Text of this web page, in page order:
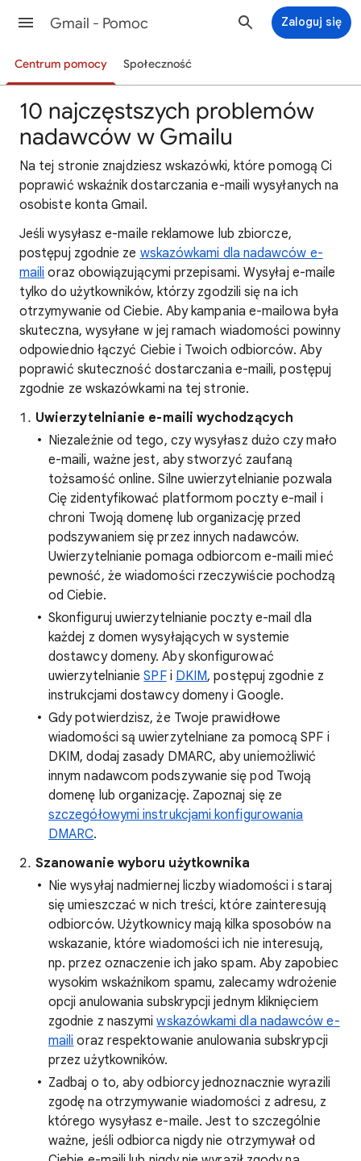
Gmail - Pomoc Zaloguj się
Centrum pomocy Społeczność
10 najczęstszych problemów
nadawców w Gmailu
Na tej stronie znajdziesz wskazówki, które pomogą Ci
poprawić wskaźnik dostarczania e-maili wysyłanych na
osobiste konta Gmail.
Jeśli wysyłasz e-maile reklamowe lub zbiorcze,
postępuj zgodnie ze wskazówkami dla nadawców e-
maili oraz obowiązującymi przepisami. Wysyłaj e-maile
tylko do użytkowników, którzy zgodzili się na ich
otrzymywanie od Ciebie. Aby kampania e-mailowa była
skuteczna, wysyłane w jej ramach wiadomości powinny
odpowiednio łączyć Ciebie i Twoich odbiorców. Aby
poprawić skuteczność dostarczania e-maili, postępuj
zgodnie ze wskazówkami na tej stronie.
Uwierzytelnianie e-maili wychodzących
Niezależnie od tego, czy wysyłasz dużo czy mało
e-maili, ważne jest, aby stworzyć zaufaną
tożsamość online. Silne uwierzytelnianie pozwala
Cię zidentyfikować platformom poczty e-mail i
chroni Twoją domenę lub organizację przed
podszywaniem się przez innych nadawców.
Uwierzytelnianie pomaga odbiorcom e-maili mieć
pewność, że wiadomości rzeczywiście pochodzą
od Ciebie.
Skonfiguruj uwierzytelnianie poczty e-mail dla
każdej z domen wysyłających w systemie
dostawcy domeny. Aby skonfigurować
uwierzytelnianieSPFi DKIM, postępuj zgodnie z
instrukcjami dostawcy domeny i Google.
Gdy potwierdzisz, że Twoje prawidłowe
wiadomości są uwierzytelniane za pomocą SPF i
DKIM, dodaj zasady DMARC, aby uniemożliwić
innym nadawcom podszywanie się pod Twoją
domenę lub organizację. Zapoznaj się ze
szczegółowymi instrukcjami konfigurowania
DMARC.
Szanowanie wyboru użytkownika
Nie wysyłaj nadmiernej liczby wiadomości i staraj
się umieszczać w nich treści, które zainteresują
odbiorców. Użytkownicy mają kilka sposobów na
wskazanie, które wiadomości ich nie interesują,
np. przez oznaczenie ich jako spam. Aby zapobiec
wysokim wskaźnikom spamu, zalecamy wdrożenie
opcji anulowania subskrypcji jednym kliknięciem
zgodnie z naszymiwskazówkami dla nadawców e-
maili oraz respektowanie anulowania subskrypcji
przez użytkowników.
Zadbaj o to, aby odbiorcy jednoznacznie wyrazili
zgodę na otrzymywanie wiadomości z adresu, z
którego wysyłasz e-maile. Jest to szczególnie
ważne, jeśli odbiorca nigdy nie otrzymywał od